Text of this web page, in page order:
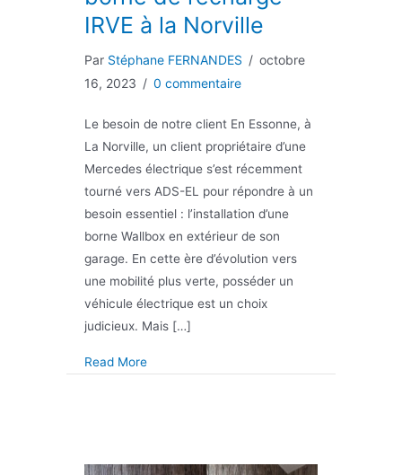
IRVE à la Norville
Par Stéphane FERNANDES / octobre
16, 2023 / 0 commentaire
Le besoin de notre client En Essonne, à
La Norville, un client propriétaire d’une
Mercedes électrique s’est récemment
tourné vers ADS-EL pour répondre à un
besoin essentiel : l’installation d’une
borne Wallbox en extérieur de son
garage. En cette ère d’évolution vers
une mobilité plus verte, posséder un
véhicule électrique est un choix
judicieux. Mais […]
Read Moreabout Installation d’une borne de recharge